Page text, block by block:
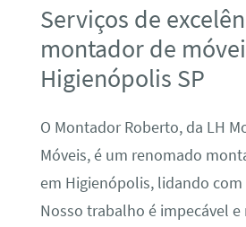
Serviços de
montador de
Higienópolis SP
O Montador Roberto, da LH
Móveis, é um renomado
em Higienópolis, lidando com
Nosso trabalho é impecável